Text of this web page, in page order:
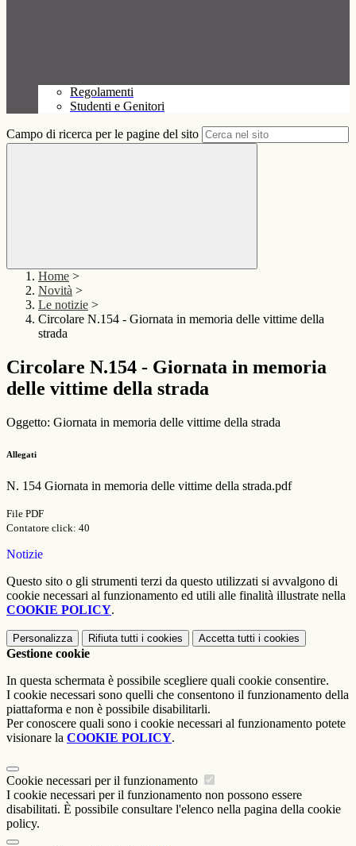
Regolamenti
Studenti e Genitori
Campo di ricerca per le pagine del sito
Home >
Novità >
Le notizie >
Circolare N.154 - Giornata in memoria delle vittime della
strada
Circolare N.154 - Giornata in memoria
delle vittime della strada
Oggetto: Giornata in memoria delle vittime della strada
Allegati
N. 154 Giornata in memoria delle vittime della strada.pdf
File PDF
Contatore click: 40
Notizie
Questo sito o gli strumenti terzi da questo utilizzati si avvalgono di
cookie necessari al funzionamento ed utili alle finalità illustrate nella
COOKIE POLICY.
Personalizza Rifiuta tutti i cookies Accetta tutti i cookies
Gestione cookie
In questa schermata è possibile scegliere quali cookie consentire.
I cookie necessari sono quelli che consentono il funzionamento della
piattaforma e non è possibile disabilitarli.
Per conoscere quali sono i cookie necessari al funzionamento potete
visionare la COOKIE POLICY.
Cookie necessari per il funzionamento
I cookie necessari per il funzionamento non possono essere
disabilitati. È possibile consultare l'elenco nella pagina della cookie
policy.